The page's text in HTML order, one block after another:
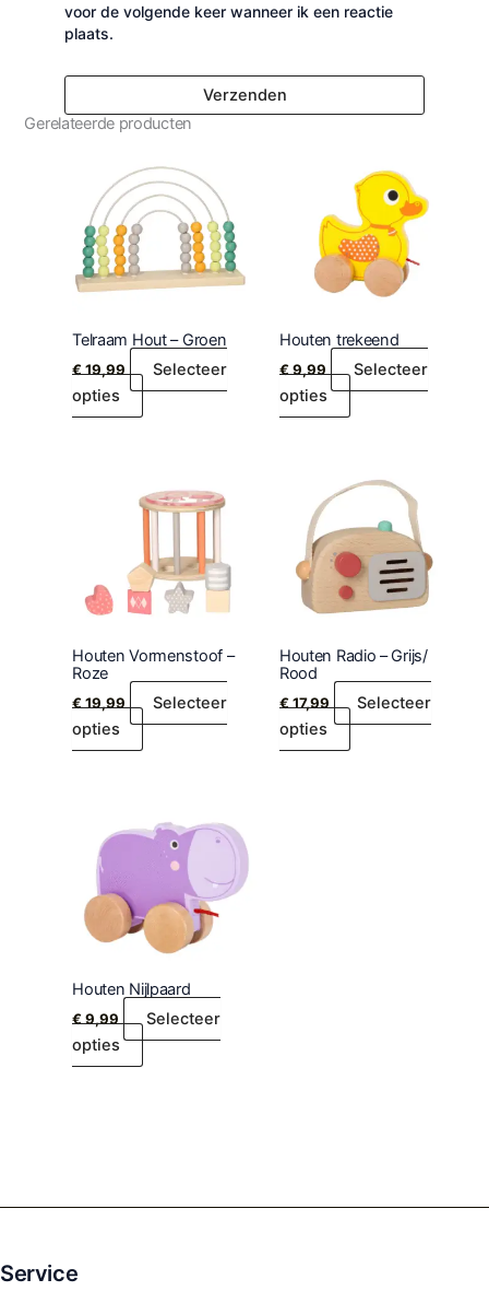
voor de volgende keer wanneer ik een reactie
plaats.
Gerelateerde producten
Telraam Hout – Groen
€19,99
Selecteer
opties
Houten trekeend
€9,99
Selecteer
opties
Houten Vormenstoof –
Roze
€19,99
Selecteer
opties
Houten Radio – Grijs/
Rood
€17,99
Selecteer
opties
Houten Nijlpaard
€9,99
Selecteer
opties
Service